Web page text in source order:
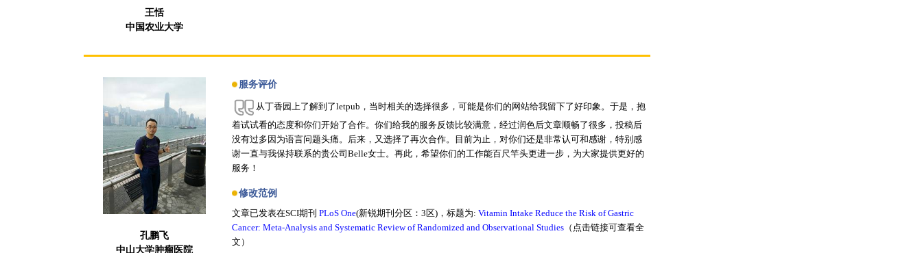
王恬
中国农业大学
孔鹏飞
中山大学肿瘤医院
服务评价
从丁香园上了解到了letpub，当时相关的选择很多，可能是你们的网站给我留下了好印象。于是，抱
着试试看的态度和你们开始了合作。你们给我的服务反馈比较满意，经过润色后文章顺畅了很多，投稿后
没有过多因为语言问题头痛。后来，又选择了再次合作。目前为止，对你们还是非常认可和感谢，特别感
谢一直与我保持联系的贵公司Belle女士。再此，希望你们的工作能百尺竿头更进一步，为大家提供更好的
服务！
修改范例
文章已发表在SCI期刊 PLoS One(新锐期刊分区：3区)，标题为: Vitamin Intake Reduce the Risk of Gastric
Cancer: Meta-Analysis and Systematic Review of Randomized and Observational Studies （点击链接可查看全
文）